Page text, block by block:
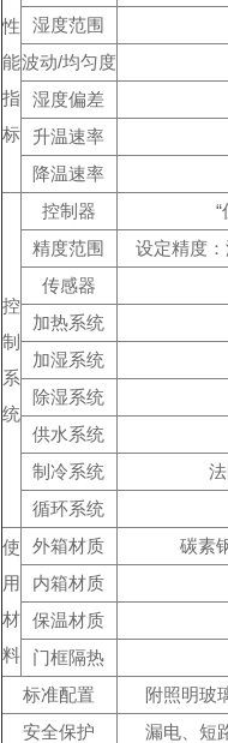
性
能
指
标
湿度范围
波动/均匀度
湿度偏差
升温速率
降温速率
控
制
系
统
控制器
精度范围
设定精度
传感器
加热系统
加湿系统
除湿系统
供水系统
制冷系统
循环系统
使
用
材
料
外箱材质
碳素
内箱材质
保温材质
门框隔热
标准配置
附照明玻
安全保护
漏电、短